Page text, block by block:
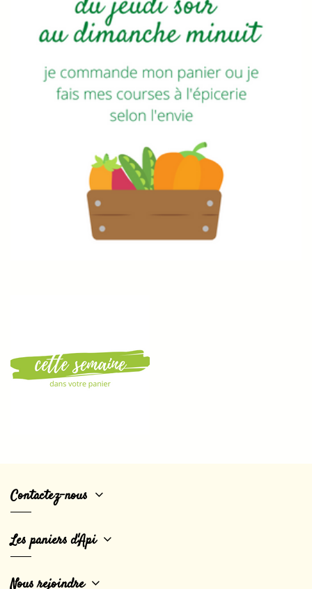
Contactez-nous
Les paniers d'Api
Nous rejoindre